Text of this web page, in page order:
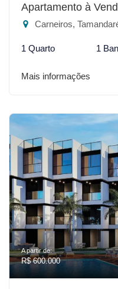
Apartamento à
Carneiros,
1 Quarto 1
Mais informações
A partir de:
R$ 600.000